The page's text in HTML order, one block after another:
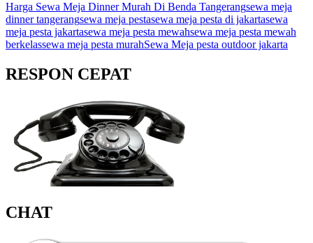
Harga Sewa Meja Dinner Murah Di Benda Tangerangsewa meja
dinner tangerangsewa meja pestasewa meja pesta di jakartasewa
meja pesta jakartasewa meja pesta mewahsewa meja pesta mewah
berkelassewa meja pesta murahSewa Meja pesta outdoor jakarta
RESPON CEPAT
CHAT